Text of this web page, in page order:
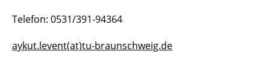
Telefon: 0531/391-94364
aykut.levent(at)tu-braunschweig.de